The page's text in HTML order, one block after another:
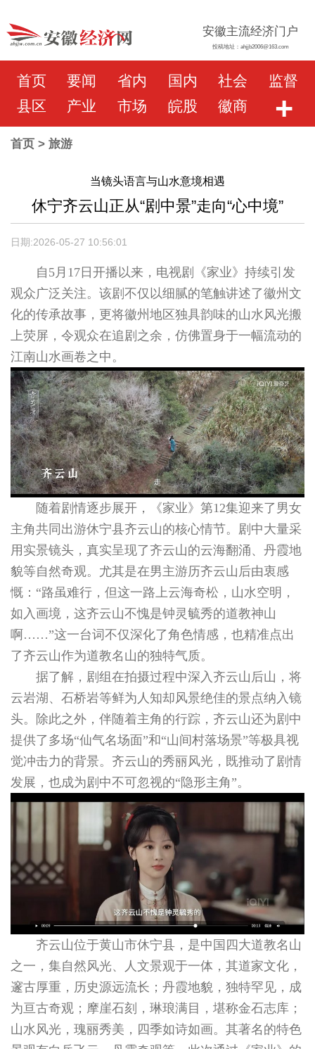
安徽主流经济门户
投稿地址：ahjjb2006@163.com
首页 要闻 省内 国内 社会
监督
县区
产业 市场 皖股 徽商 +
首页> 旅游
当镜头语言与山水意境相遇
休宁齐云山正从“剧中景”走向“心中境”
日期:2026-05-27 10:56:01
自5月17日开播以来，电视剧《家业》持续引发
观众广泛关注。该剧不仅以细腻的笔触讲述了徽州文
化的传承故事，更将徽州地区独具韵味的山水风光搬
上荧屏，令观众在追剧之余，仿佛置身于一幅流动的
江南山水画卷之中。
随着剧情逐步展开，《家业》第12集迎来了男女
主角共同出游休宁县齐云山的核心情节。剧中大量采
用实景镜头，真实呈现了齐云山的云海翻涌、丹霞地
貌等自然奇观。尤其是在男主游历齐云山后由衷感
慨：“路虽难行，但这一路上云海奇松，山水空明，
如入画境，这齐云山不愧是钟灵毓秀的道教神山
啊……”这一台词不仅深化了角色情感，也精准点出
了齐云山作为道教名山的独特气质。
据了解，剧组在拍摄过程中深入齐云山后山，将
云岩湖、石桥岩等鲜为人知却风景绝佳的景点纳入镜
头。除此之外，伴随着主角的行踪，齐云山还为剧中
提供了多场“仙气名场面”和“山间村落场景”等极具视
觉冲击力的背景。齐云山的秀丽风光，既推动了剧情
发展，也成为剧中不可忽视的“隐形主角”。
齐云山位于黄山市休宁县，是中国四大道教名山
之一，集自然风光、人文景观于一体，其道家文化，
邃古厚重，历史源远流长；丹霞地貌，独特罕见，成
为亘古奇观；摩崖石刻，琳琅满目，堪称金石志库；
山水风光，瑰丽秀美，四季如诗如画。其著名的特色